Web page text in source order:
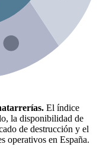
El índice
la disponibilidad de
de destrucción y el
operativos en España.